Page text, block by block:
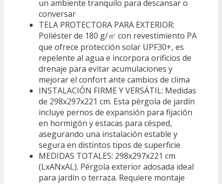
un ambiente tranquilo para descansar o
conversar
TELA PROTECTORA PARA EXTERIOR:
Poliéster de 180 g/㎡ con revestimiento PA
que ofrece protección solar UPF30+, es
repelente al agua e incorpora orificios de
drenaje para evitar acumulaciones y
mejorar el confort ante cambios de clima
INSTALACIÓN FIRME Y VERSÁTIL: Medidas
de 298x297x221 cm. Esta pérgola de jardín
incluye pernos de expansión para fijación
en hormigón y estacas para césped,
asegurando una instalación estable y
segura en distintos tipos de superficie
MEDIDAS TOTALES: 298x297x221 cm
(LxANxAL). Pérgola exterior adosada ideal
para jardín o terraza. Requiere montaje